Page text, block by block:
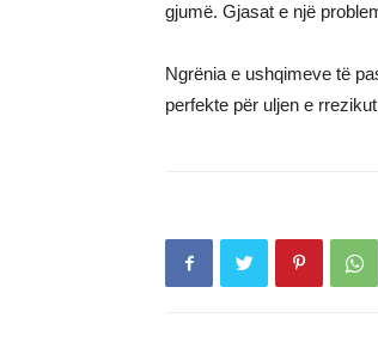
gjumë. Gjasat e një
Ngrënia e ushqimeve të
perfekte për uljen e